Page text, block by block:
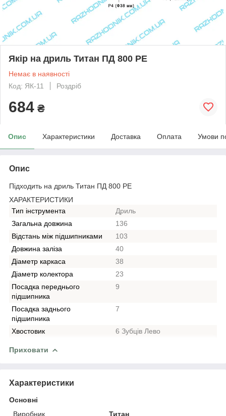
Якір на дриль Титан ПД 800 РЕ
Немає в наявності
Код: ЯК-11
Роздріб
684 ₴
Опис Характеристики Доставка Оплата Умови
Опис
Підходить на дриль Титан ПД 800 РЕ
ХАРАКТЕРИСТИКИ
Тип інструмента
Дриль
Загальна довжина
136
Відстань між підшипниками
103
Довжина заліза
40
Діаметр каркаса
38
Діаметр колектора
23
Посадка переднього
підшипника
9
Посадка заднього
підшипника
7
Хвостовик 6 Зубців Лево
Приховати
Характеристики
Основні
Виробник
Титан